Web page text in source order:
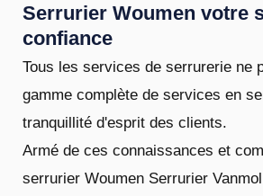
Serrurier Woumen votre
confiance
Tous les services de serrurerie ne
gamme complète de services en
tranquillité d'esprit des clients.
Armé de ces connaissances et
serrurier Woumen Serrurier